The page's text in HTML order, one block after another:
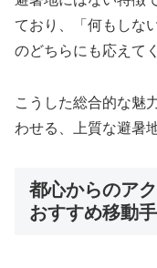
ており、「何もしな
のどちらにも応えて
こうした総合的な魅
わせる、上質な避暑
都心からのア
おすすめ移動